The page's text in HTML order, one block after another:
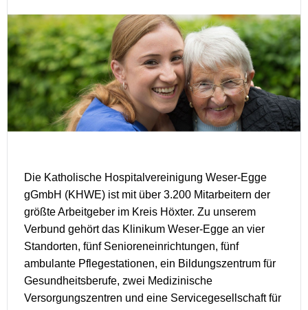
Die Katholische Hospitalvereinigung Weser-Egge
gGmbH (KHWE) ist mit über 3.200 Mitarbeitern der
größte Arbeitgeber im Kreis Höxter. Zu unserem
Verbund gehört das Klinikum Weser-Egge an vier
Standorten, fünf Senioreneinrichtungen, fünf
ambulante Pflegestationen, ein Bildungszentrum für
Gesundheitsberufe, zwei Medizinische
Versorgungszentren und eine Servicegesellschaft für